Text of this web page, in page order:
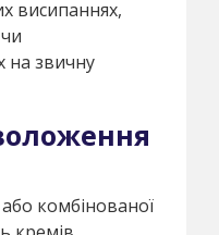
висипаннях,
на звичну
комбінованої